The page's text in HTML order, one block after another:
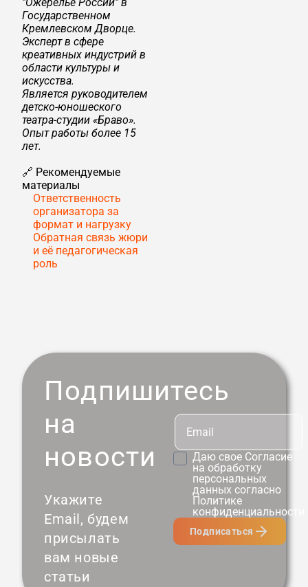
Государственном
Кремлевском Дворце.
Эксперт в сфере
креативных индустрий в
области культуры и
искусства.
Является руководителем
детско-юношеского
театра-студии «Браво».
Опыт работы более 15
лет.
🔗 Рекомендуемые
материалы
Ответственность
организатора за
формат и нагрузку
Обратная связь жюри
и её педагогическая
роль
Подпишитесь
на
новости
Укажите
Email, будем
присылать
вам новые
статьи
Даю свое Согласие
на обработку
персональных
данных согласно
Политике
конфиденциальности
Подписаться